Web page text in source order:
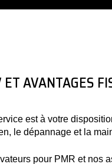
ET AVANTAGES
est à votre
le dépannage et la
pour PMR et nos